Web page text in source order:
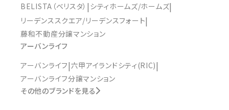
BELISTA（ベリスタ） シティホームズ/ホームズ
リーデンススクエア/リーデンスフォート
藤和不動産分譲マンション
アーバンライフ
アーバンライフ 六甲アイランドシティ(RIC)
アーバンライフ分譲マンション
その他のブランドを見る